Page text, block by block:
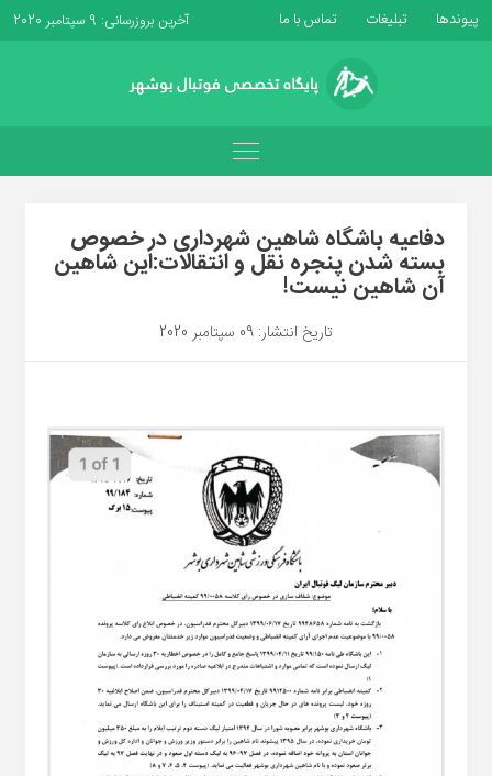
پیوندها تبلیغات تماس با ما آخرین بروزرسانی: 9 سپتامبر 2020
دفاعیه باشگاه شاهین شهرداری در خصوص
بسته شدن پنجره نقل و انتقالات:این شاهین
آن شاهین نیست!
تاریخ انتشار: 09 سپتامبر 2020